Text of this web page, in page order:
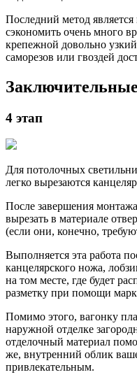
Последний метод
сэкономить очень много
крепежной довольно
саморезов или гвоздей
4 этап
Для потолочных
легко вырезаются
После завершения
вырезать в материале
(если они, конечно,
Выполняется эта работа
канцелярского ножа,
на том месте, где будет
разметку при помощи
Помимо этого, вагонку
наружной отделке
отделочный материал
же, внутренний облик
привлекательным.